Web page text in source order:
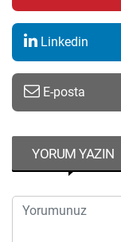
Linkedin
E-posta
YORUM YAZIN